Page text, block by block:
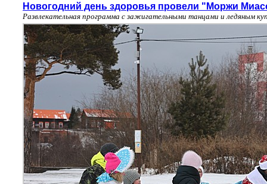
Новогодний день здоровья провели "Моржи
Развлекательная программа с зажигательными танцами и ледяным